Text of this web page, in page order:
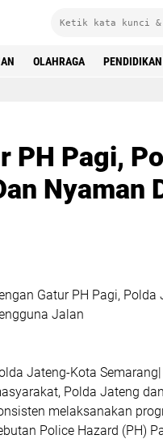
OLAHRAGA PENDIDIKAN
PH Pagi,
Nyaman
Gatur PH Pagi,
Jalan
Jateng-Kota
Polda Jateng
melaksanakan
Police Hazard (PH)